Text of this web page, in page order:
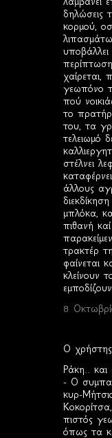
δηλώσεις
κορμού,
χαίρεται,
γεωπόνο
πού
το
του, τα
τελειωμό
στέλνει
άλλους
μπλόκα,
πιθανή
τρακτέρ
φαίνεται
κλείνουν
8
Ο
Ράκη.. και
- Ο
κυρ-
πιστός
όπως τα